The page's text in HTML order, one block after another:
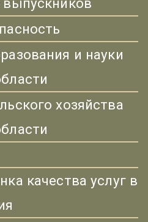
и науки
хозяйства
качества услуг в